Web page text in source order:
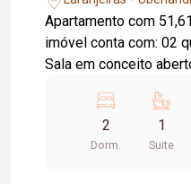
Apartamento com
imóvel conta com: 02
Sala em conceito
garagem coberta; O condomínio conta com:
Portaria 24 horas; 02
eletrônicos; Interfone;
2
Dorm.
1
Suite